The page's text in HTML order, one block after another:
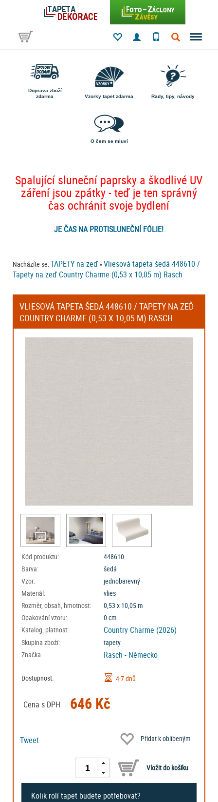
Doprava zboží
zdarma
Vzorky tapet zdarma Rady, tipy, návody
O čem se mluví
Spalující sluneční paprsky a škodlivé UV
záření jsou zpátky - teď je ten správný
čas ochránit svoje bydlení
JE ČAS NA PROTISLUNEČNÍ FÓLIE!
Nacházíte se:TAPETY na zeď »Vliesová tapeta šedá 448610 /
Tapety na zeď Country Charme (0,53 x 10,05 m) Rasch
VLIESOVÁ TAPETA ŠEDÁ 448610 / TAPETY NA ZEĎ
COUNTRY CHARME (0,53 X 10,05 M) RASCH
Kód produktu:
448610
Barva:
šedá
Vzor:
jednobarevný
Materiál:
vlies
Rozměr, obsah, hmotnost:
0,53 x 10,05 m
Opakování vzoru:
0 cm
Katalog, platnost:
Country Charme (2026)
Skupina zboží:
tapety
Značka
Rasch - Německo
Dostupnost: 4-7 dnů
Cena s DPH 646 Kč
Tweet Přidat k oblíbeným
Kolik rolí tapet budete potřebovat?